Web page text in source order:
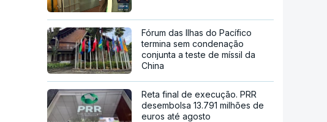
Fórum das Ilhas do Pacífico
termina sem condenação
conjunta a teste de míssil da
China
Reta final de execução. PRR
desembolsa 13.791 milhões de
euros até agosto